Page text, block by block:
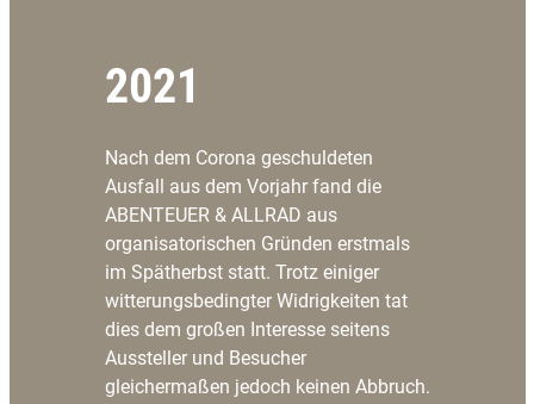
2021
Nach dem Corona geschuldeten
Ausfall aus dem Vorjahr fand die
ABENTEUER & ALLRAD aus
organisatorischen Gründen erstmals
im Spätherbst statt. Trotz einiger
witterungsbedingter Widrigkeiten tat
dies dem großen Interesse seitens
Aussteller und Besucher
gleichermaßen jedoch keinen Abbruch.